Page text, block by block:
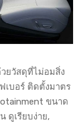
ยวัสดุที่ไม่อมสิ่ง
เบอร์ ติดตั้งมาตร
ขนาด
ดูเรียบง่าย,